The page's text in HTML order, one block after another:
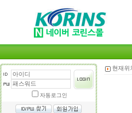
자동로그인
현재위